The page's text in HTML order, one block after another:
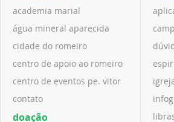
academia marial
água mineral aparecida
cidade do romeiro
centro de apoio ao romeiro
centro de eventos pe. vitor
contato
doação